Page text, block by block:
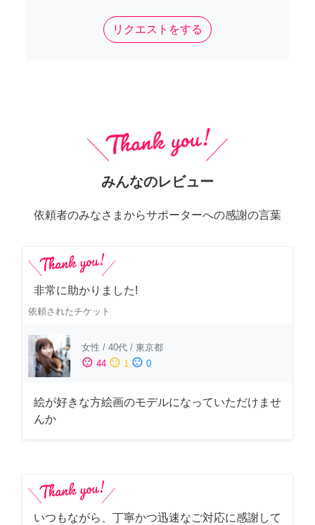
リクエストをする
みんなのレビュー
依頼者のみなさまからサポーターへの感謝の言葉
非常に助かりました!
依頼されたチケット
女性 / 40代 / 東京都
sentiment_satisfied 44 sentiment_neutral 1 sentiment_dissatisfied 0
絵が好きな方絵画のモデルになっていただけませ
んか
いつもながら、丁寧かつ迅速なご対応に感謝して